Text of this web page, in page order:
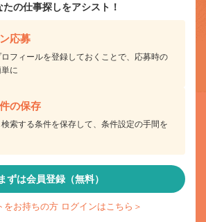
の仕事探しをアシスト！
応募
フィールを登録しておくことで、応募時の
に
の保存
索する条件を保存して、条件設定の手間を
まずは会員登録（無料）
をお持ちの方 ログインはこちら＞